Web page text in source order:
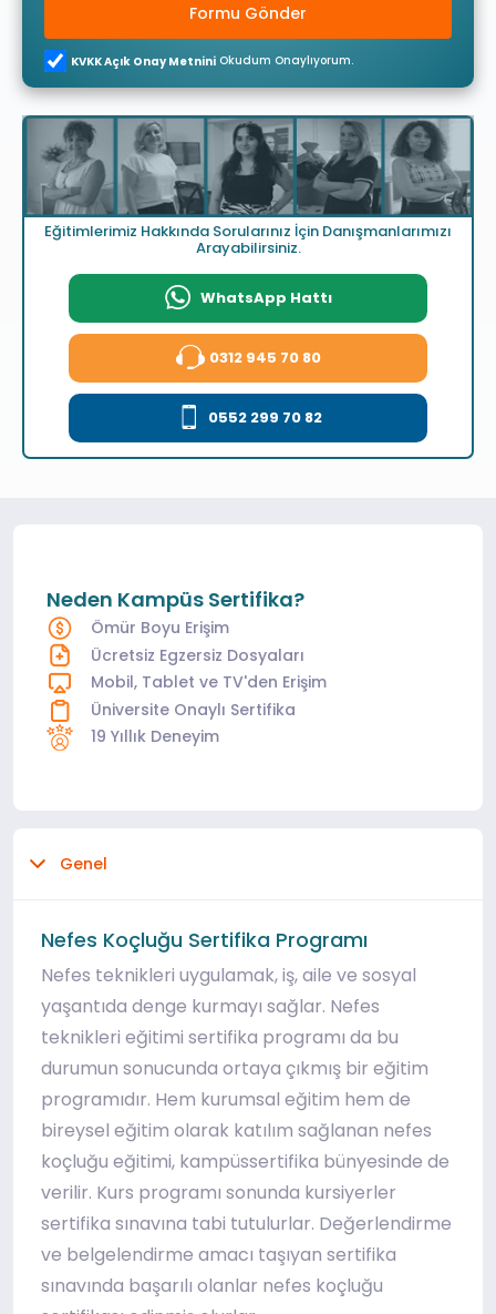
Formu Gönder
KVKK Açık Onay Metnini Okudum Onaylıyorum.
Eğitimlerimiz Hakkında Sorularınız İçin Danışmanlarımızı
Arayabilirsiniz.
WhatsApp Hattı
0312 945 70 80
0552 299 70 82
Neden Kampüs Sertifika?
Ömür Boyu Erişim
Ücretsiz Egzersiz Dosyaları
Mobil, Tablet ve TV'den Erişim
Üniversite Onaylı Sertifika
19 Yıllık Deneyim
Genel
Nefes Koçluğu Sertifika Programı
Nefes teknikleri uygulamak, iş, aile ve sosyal
yaşantıda denge kurmayı sağlar. Nefes
teknikleri eğitimi sertifika programı da bu
durumun sonucunda ortaya çıkmış bir eğitim
programıdır. Hem kurumsal eğitim hem de
bireysel eğitim olarak katılım sağlanan nefes
koçluğu eğitimi, kampüssertifika bünyesinde de
verilir. Kurs programı sonunda kursiyerler
sertifika sınavına tabi tutulurlar. Değerlendirme
ve belgelendirme amacı taşıyan sertifika
sınavında başarılı olanlar nefes koçluğu